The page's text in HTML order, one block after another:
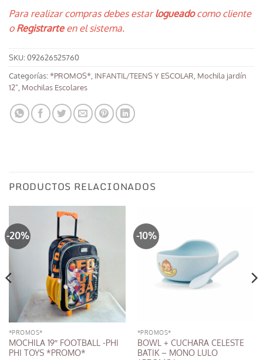
Para realizar compras debes estarlogueadocomo cliente
oRegistrarteen el sistema.
SKU:092626525760
Categorías:*PROMOS* INFANTIL/TEENS Y ESCOLAR Mochila jardín
12" Mochilas Escolares
PRODUCTOS RELACIONADOS
-20%
*PROMOS*
MOCHILA 19″ FOOTBALL -PHI
PHI TOYS *PROMO*
-10%
*PROMOS*
BOWL + CUCHARA CELESTE
BATIK – MONO LULO